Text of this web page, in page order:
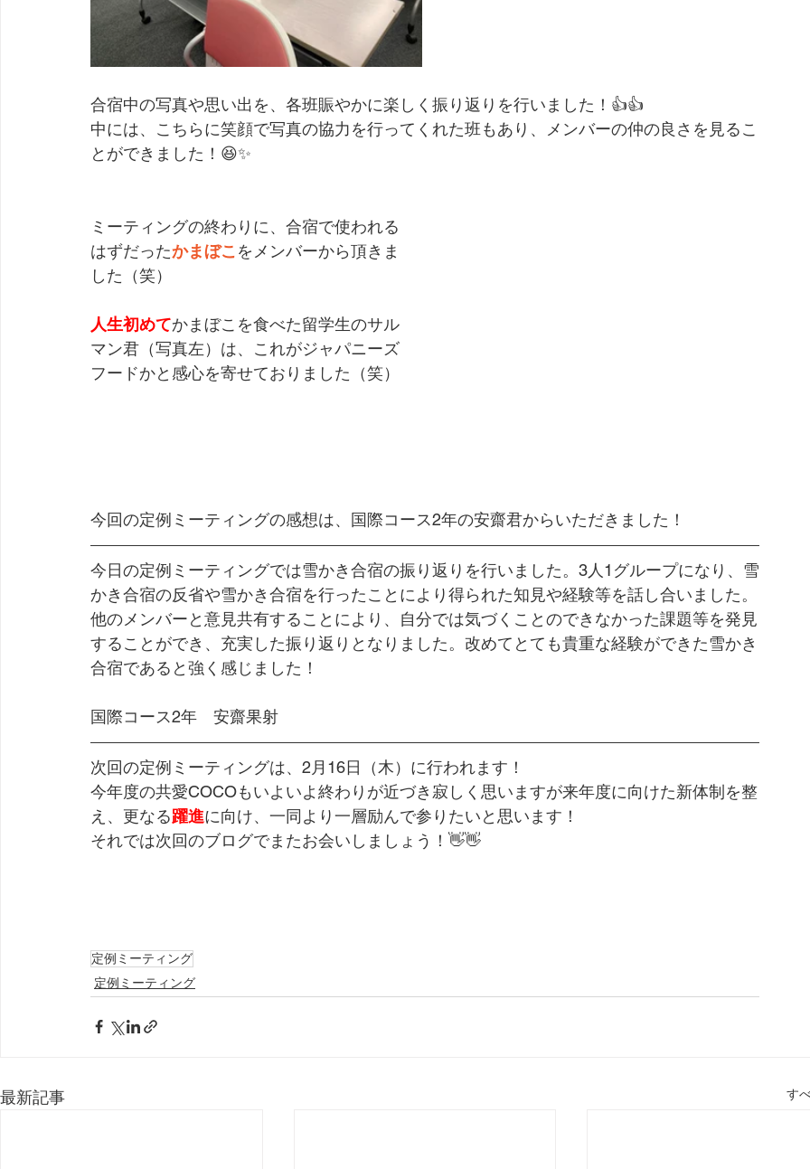
合宿中の写真や思い出を、各班賑やかに楽しく 振り返りを行いました！👍👍
中には、こちらに笑顔で写真の協力を行ってくれた班もあり、メンバーの仲の良さを見るこ
とができました！😆✨
ミーティングの終わりに、合宿で使われる
はずだったかまぼこ をメンバーから頂きま
した（笑）
人生初めてかまぼこを食べた留学生のサル
マン君（写真左）は、これがジャパニーズ
フードかと感心を寄せておりました（笑）
今回の定例ミーティングの感想は、国際コース2年の安齋君からいただきました！
今日の定例ミーティングでは雪かき合宿の振り返りを行いました。3人1グループになり、雪
かき合宿の反省や雪かき合宿を行ったことにより得られた知見や経験等を話し合いました。
他のメンバーと意見共有することにより、自分では気づくことのできなかった課題等を発見
することができ、充実した振り返りとなりました。改めてとても貴重な経験ができた雪かき
合宿であると強く感じました！
国際コース2年　安齋果射
次回の定例ミーティングは、2月16日（木）に行われます！
今年度の共愛COCOもいよいよ終わりが近づき寂しく思いますが来年度に向けた新体制を整
え、更なる躍進に向け、一同より一層励んで参りたいと思います！
それでは次回のブログでまたお会いしましょう！👋👋
定例ミーティング
定例ミーティング
最新記事 す